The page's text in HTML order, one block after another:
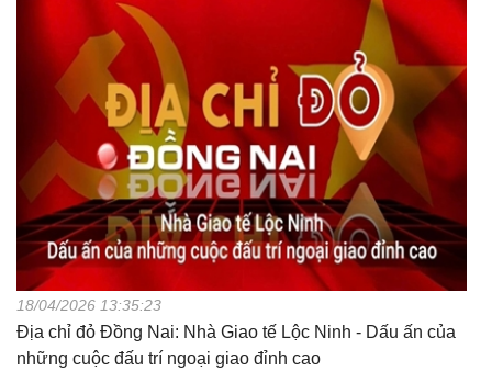
18/04/2026 13:35:23
Địa chỉ đỏ Đồng Nai: Nhà Giao tế Lộc Ninh - Dấu ấn của
những cuộc đấu trí ngoại giao đỉnh cao